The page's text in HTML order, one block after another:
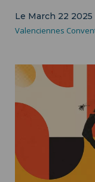
Le March 22 2025
Valenciennes